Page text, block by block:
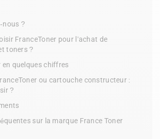
nous ?
FranceToner pour l’achat de
toners ?
en quelques chiffres
ou cartouche constructeur :
?
sur la marque France Toner